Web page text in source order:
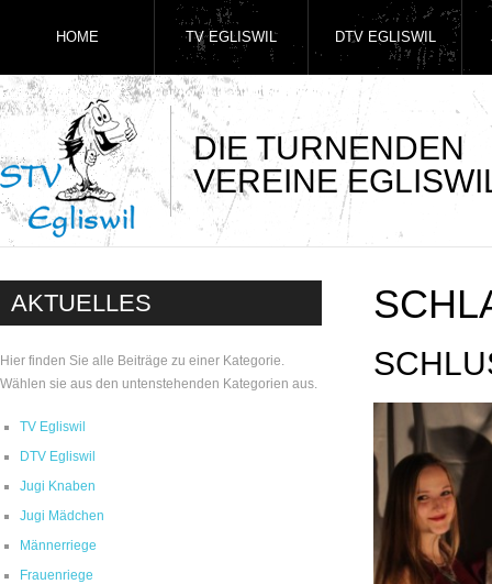
DIE TURNENDEN
VEREINE
HOME TV EGLISWIL DTV EGLISWIL
AKTUELLES
Hier finden Sie alle Beiträge zu einer Kategorie.
Wählen sie aus den untenstehenden Kategorien aus.
TV Egliswil
DTV Egliswil
Jugi Knaben
Jugi Mädchen
Männerriege
Frauenriege